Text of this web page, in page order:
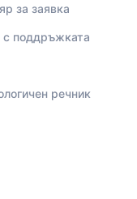
за заявка
с поддръжката
речник